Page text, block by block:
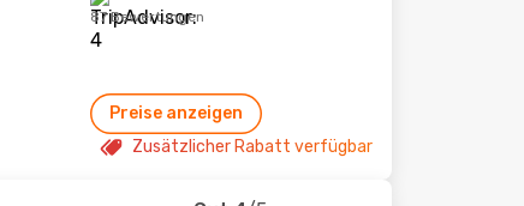
87 Bewertungen
Preise anzeigen
Zusätzlicher Rabatt verfügbar